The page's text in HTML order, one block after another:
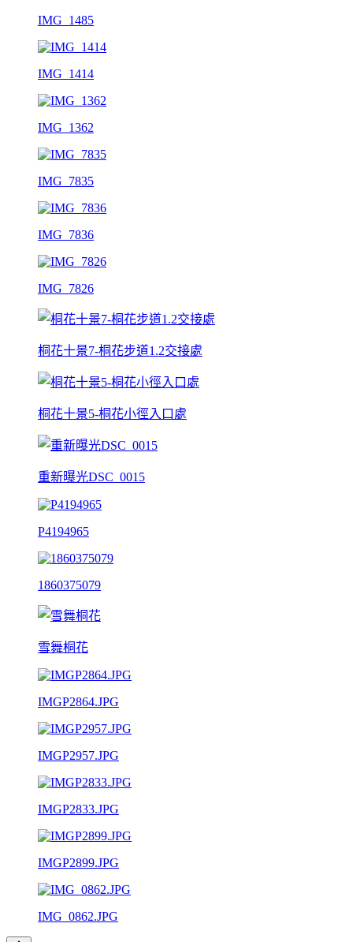
IMG_1485
IMG_1414
IMG_1362
IMG_7835
IMG_7836
IMG_7826
桐花十景7-桐花步道1.2交接處
桐花十景5-桐花小徑入口處
重新曝光DSC_0015
P4194965
1860375079
雪舞桐花
IMGP2864.JPG
IMGP2957.JPG
IMGP2833.JPG
IMGP2899.JPG
IMG_0862.JPG